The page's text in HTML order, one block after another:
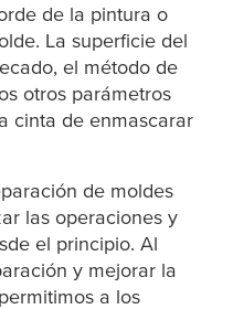
de la pintura o
La superficie del
el método de
otros parámetros
cinta de enmascarar
de moldes
las operaciones y
el principio. Al
y mejorar la
a los